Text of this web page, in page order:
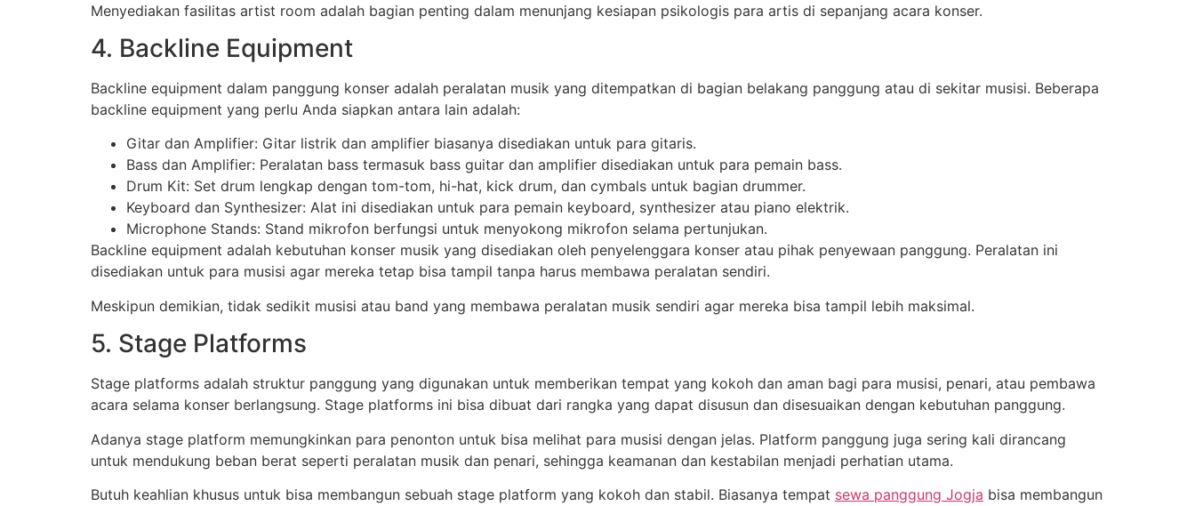
Menyediakan fasilitas artist room adalah bagian penting dalam menunjang kesiapan psikologis para artis di sepanjang acara konser.
4. Backline Equipment
Backline equipment dalam panggung konser adalah peralatan musik yang ditempatkan di bagian belakang panggung atau di sekitar musisi. Beberapa
backline equipment yang perlu Anda siapkan antara lain adalah:
Gitar dan Amplifier: Gitar listrik dan amplifier biasanya disediakan untuk para gitaris.
Bass dan Amplifier: Peralatan bass termasuk bass guitar dan amplifier disediakan untuk para pemain bass.
Drum Kit: Set drum lengkap dengan tom-tom, hi-hat, kick drum, dan cymbals untuk bagian drummer.
Keyboard dan Synthesizer: Alat ini disediakan untuk para pemain keyboard, synthesizer atau piano elektrik.
Microphone Stands: Stand mikrofon berfungsi untuk menyokong mikrofon selama pertunjukan.
Backline equipment adalah kebutuhan konser musik yang disediakan oleh penyelenggara konser atau pihak penyewaan panggung. Peralatan ini
disediakan untuk para musisi agar mereka tetap bisa tampil tanpa harus membawa peralatan sendiri.
Meskipun demikian, tidak sedikit musisi atau band yang membawa peralatan musik sendiri agar mereka bisa tampil lebih maksimal.
5. Stage Platforms
Stage platforms adalah struktur panggung yang digunakan untuk memberikan tempat yang kokoh dan aman bagi para musisi, penari, atau pembawa
acara selama konser berlangsung. Stage platforms ini bisa dibuat dari rangka yang dapat disusun dan disesuaikan dengan kebutuhan panggung.
Adanya stage platform memungkinkan para penonton untuk bisa melihat para musisi dengan jelas. Platform panggung juga sering kali dirancang
untuk mendukung beban berat seperti peralatan musik dan penari, sehingga keamanan dan kestabilan menjadi perhatian utama.
Butuh keahlian khusus untuk bisa membangun sebuah stage platform yang kokoh dan stabil. Biasanya tempat sewa panggung Jogja bisa membangun